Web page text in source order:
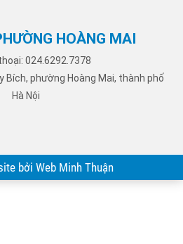
HOÀNG MAI
024.6292.7378
Bích, phường Hoàng Mai, thành phố
Hà Nội
bởi Web Minh Thuận